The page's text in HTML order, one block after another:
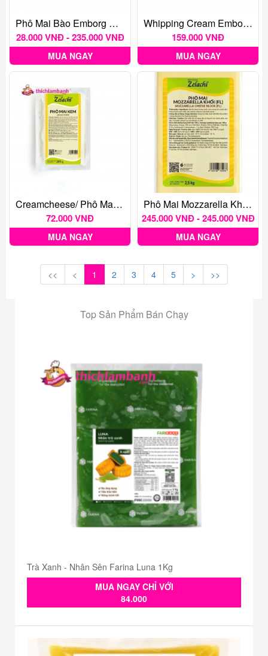
Phô Mai Bào Emborg Mozarella
28.000 VNĐ - 235.000 VNĐ
MUA NGAY
Whipping Cream Emborg 35,1% 1L
159.000 VNĐ
MUA NGAY
Creamcheese/ Phô Mai Kem Zelachi
72.000 VNĐ
MUA NGAY
Phô Mai Mozzarella Khối Zelachi
245.000 VNĐ - 245.000 VNĐ
MUA NGAY
<< < 1 2 3 4 5 > >>
Top Sản Phẩm Bán Chạy
Trà Xanh - Nhân Sên Farina Luna 1Kg
MUA NGAY CHỈ VỚI
84.000